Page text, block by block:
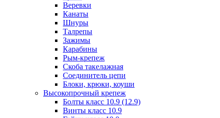
Веревки
Канаты
Шнуры
Талрепы
Зажимы
Карабины
Рым-крепеж
Скоба такелажная
Соединитель цепи
Блоки, крюки, коуши
Высокопрочный крепеж
Болты класс 10.9 (12.9)
Винты класс 10.9